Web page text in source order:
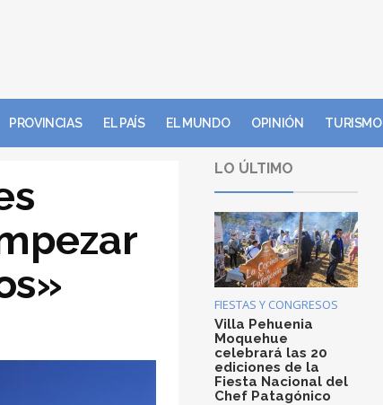
PROVINCIAS EL PAÍS EL MUNDO OPINIÓN TURISMO
LO ÚLTIMO
FIESTAS Y CONGRESOS
Villa Pehuenia
Moquehue
celebrará las 20
ediciones de la
Fiesta Nacional del
Chef Patagónico